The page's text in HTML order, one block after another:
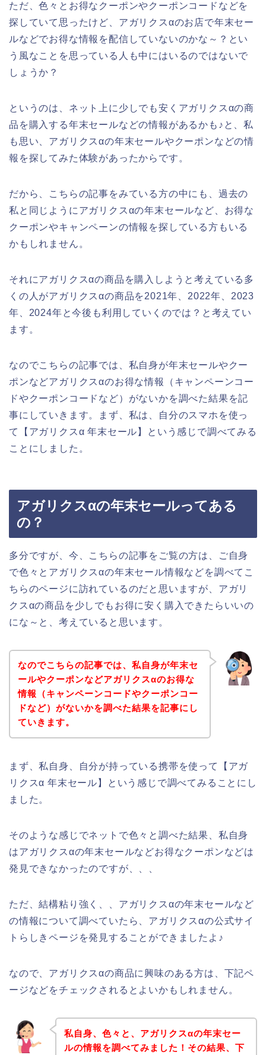
ただ、色々とお得なクーポンやクーポンコードなどを
探していて思ったけど、アガリクスαのお店で年末セー
ルなどでお得な情報を配信していないのかな～？とい
う風なことを思っている人も中にはいるのではないで
しょうか？
というのは、ネット上に少しでも安くアガリクスαの商
品を購入する年末セールなどの情報があるかも♪と、私
も思い、アガリクスαの年末セールやクーポンなどの情
報を探してみた体験があったからです。
だから、こちらの記事をみている方の中にも、過去の
私と同じようにアガリクスαの年末セールなど、お得な
クーポンやキャンペーンの情報を探している方もいる
かもしれません。
それにアガリクスαの商品を購入しようと考えている多
くの人がアガリクスαの商品を2021年、2022年、2023
年、2024年と今後も利用していくのでは？と考えてい
ます。
なのでこちらの記事では、私自身が年末セールやクー
ポンなどアガリクスαのお得な情報（キャンペーンコー
ドやクーポンコードなど）がないかを調べた結果を記
事にしていきます。まず、私は、自分のスマホを使っ
て【アガリクスα 年末セール】という感じで調べてみる
ことにしました。
アガリクスαの年末セールってある
の？
多分ですが、今、こちらの記事をご覧の方は、ご自身
で色々とアガリクスαの年末セール情報などを調べてこ
ちらのページに訪れているのだと思いますが、アガリ
クスαの商品を少しでもお得に安く購入できたらいいの
にな～と、考えていると思います。
なのでこちらの記事では、私自身が年末セ
ールやクーポンなどアガリクスαのお得な
情報（キャンペーンコードやクーポンコー
ドなど）がないかを調べた結果を記事にし
ていきます。
まず、私自身、自分が持っている携帯を使って【アガ
リクスα 年末セール】という感じで調べてみることにし
ました。
そのような感じでネットで色々と調べた結果、私自身
はアガリクスαの年末セールなどお得なクーポンなどは
発見できなかったのですが、、、
ただ、結構粘り強く、、アガリクスαの年末セールなど
の情報について調べていたら、アガリクスαの公式サイ
トらしきページを発見することができましたよ♪
なので、アガリクスαの商品に興味のある方は、下記ペ
ージなどをチェックされるとよいかもしれません。
私自身、色々と、アガリクスαの年末セー
ルの情報を調べてみました！その結果、下